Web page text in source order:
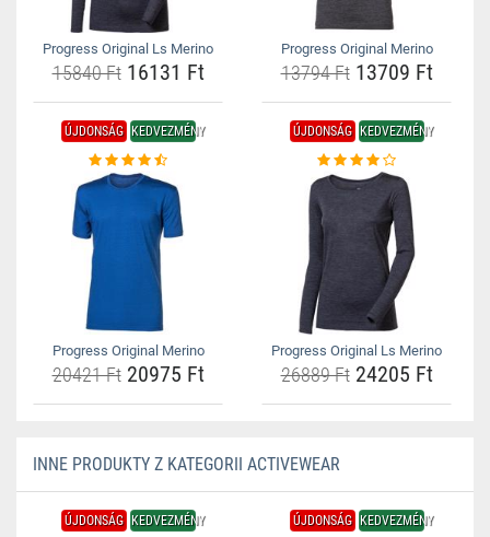
Progress Original Ls Merino
15840 Ft16131 Ft
Progress Original Merino
13794 Ft13709 Ft
ÚJDONSÁG KEDVEZMÉNY
Progress Original Merino
20421 Ft20975 Ft
ÚJDONSÁG KEDVEZMÉNY
Progress Original Ls Merino
26889 Ft24205 Ft
INNE PRODUKTY Z KATEGORII ACTIVEWEAR
ÚJDONSÁG KEDVEZMÉNY ÚJDONSÁG KEDVEZMÉNY